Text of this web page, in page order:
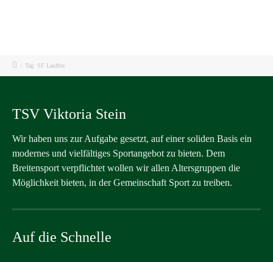
/ Tag: SF Lauffen
TSV Viktoria Stein
Wir haben uns zur Aufgabe gesetzt, auf einer soliden Basis ein
modernes und vielfältiges Sportangebot zu bieten. Dem
Breitensport verpflichtet wollen wir allen Altersgruppen die
Möglichkeit bieten, in der Gemeinschaft Sport zu treiben.
Auf die Schnelle